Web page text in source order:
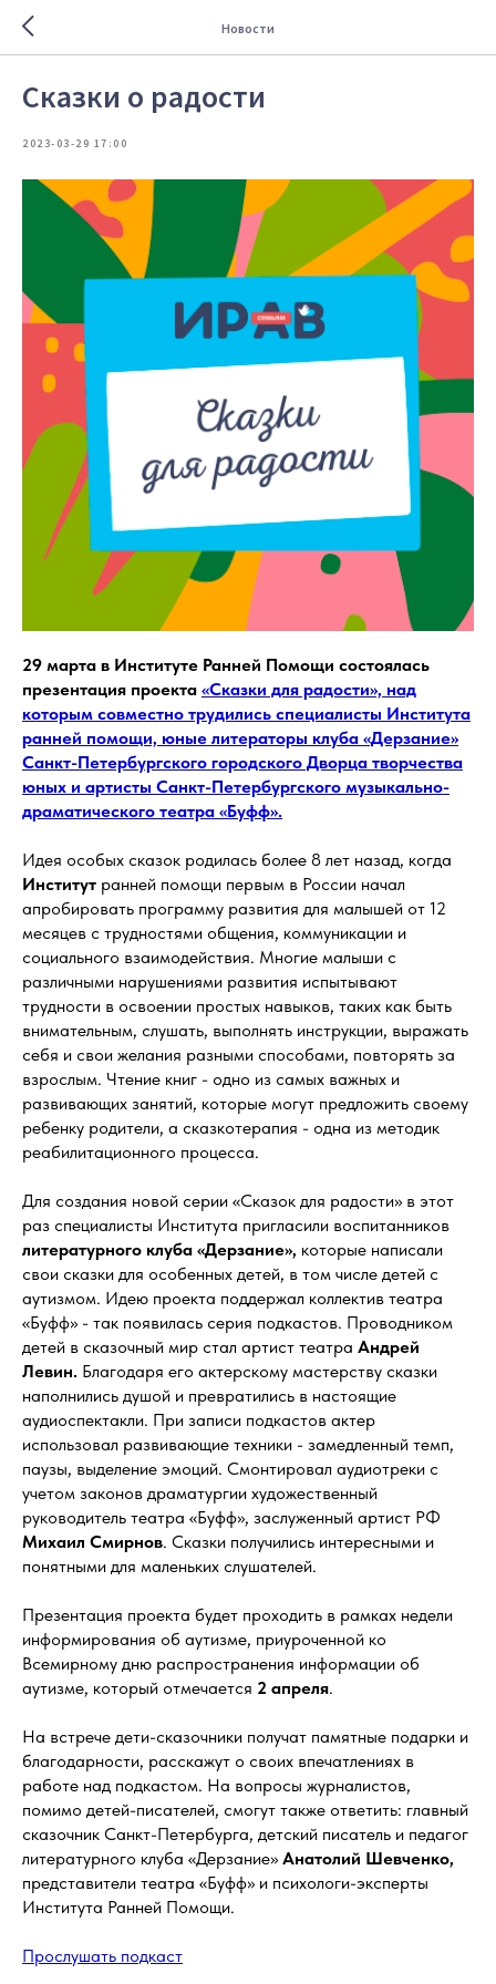
Новости
Сказки о радости
2023-03-29 17:00
29 марта в Институте Ранней Помощи состоялась
презентация проекта «Сказки для радости», над
которым совместно трудились специалисты Института
ранней помощи, юные литераторы клуба «Дерзание»
Санкт-Петербургского городского Дворца творчества
юных и артисты Санкт-Петербургского музыкально-
драматического театра «Буфф».
Идея особых сказок родилась более 8 лет назад, когда
Институт ранней помощи первым в России начал
апробировать программу развития для малышей от 12
месяцев с трудностями общения, коммуникации и
социального взаимодействия. Многие малыши с
различными нарушениями развития испытывают
трудности в освоении простых навыков, таких как быть
внимательным, слушать, выполнять инструкции, выражать
себя и свои желания разными способами, повторять за
взрослым. Чтение книг - одно из самых важных и
развивающих занятий, которые могут предложить своему
ребенку родители, а сказкотерапия - одна из методик
реабилитационного процесса.
Для создания новой серии «Сказок для радости» в этот
раз специалисты Института пригласили воспитанников
литературного клуба «Дерзание», которые написали
свои сказки для особенных детей, в том числе детей с
аутизмом. Идею проекта поддержал коллектив театра
«Буфф» - так появилась серия подкастов. Проводником
детей в сказочный мир стал артист театра Андрей
Левин. Благодаря его актерскому мастерству сказки
наполнились душой и превратились в настоящие
аудиоспектакли. При записи подкастов актер
использовал развивающие техники - замедленный темп,
паузы, выделение эмоций. Смонтировал аудиотреки с
учетом законов драматургии художественный
руководитель театра «Буфф», заслуженный артист РФ
Михаил Смирнов. Сказки получились интересными и
понятными для маленьких слушателей.
Презентация проекта будет проходить в рамках недели
информирования об аутизме, приуроченной ко
Всемирному дню распространения информации об
аутизме, который отмечается 2 апреля.
На встрече дети-сказочники получат памятные подарки и
благодарности, расскажут о своих впечатлениях в
работе над подкастом. На вопросы журналистов,
помимо детей-писателей, смогут также ответить: главный
сказочник Санкт-Петербурга, детский писатель и педагог
литературного клуба «Дерзание»Анатолий Шевченко,
представители театра «Буфф» и психологи-эксперты
Института Ранней Помощи.
Прослушать подкаст